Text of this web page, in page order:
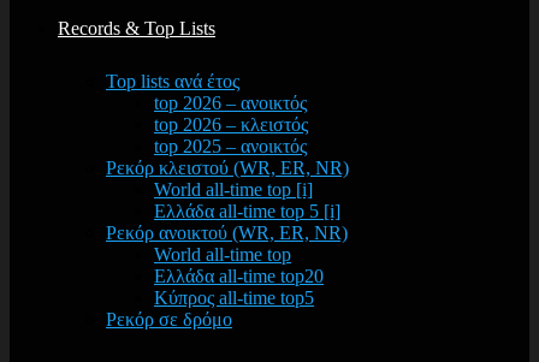
Records & Top Lists
Top lists ανά έτος
top 2026 – ανοικτός
top 2026 – κλειστός
top 2025 – ανοικτός
Ρεκόρ κλειστού (WR, ER, NR)
World all-time top [i]
Ελλάδα all-time top 5 [i]
Ρεκόρ ανοικτού (WR, ER, NR)
World all-time top
Ελλάδα all-time top20
Κύπρος all-time top5
Ρεκόρ σε δρόμο